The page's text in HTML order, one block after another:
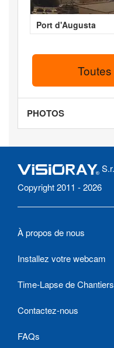
Port d'Augusta
PHOTOS
Copyright 2011 - 2026
À propos de nous
Installez votre webcam
Time-Lapse de Chantiers
Contactez-nous
FAQs